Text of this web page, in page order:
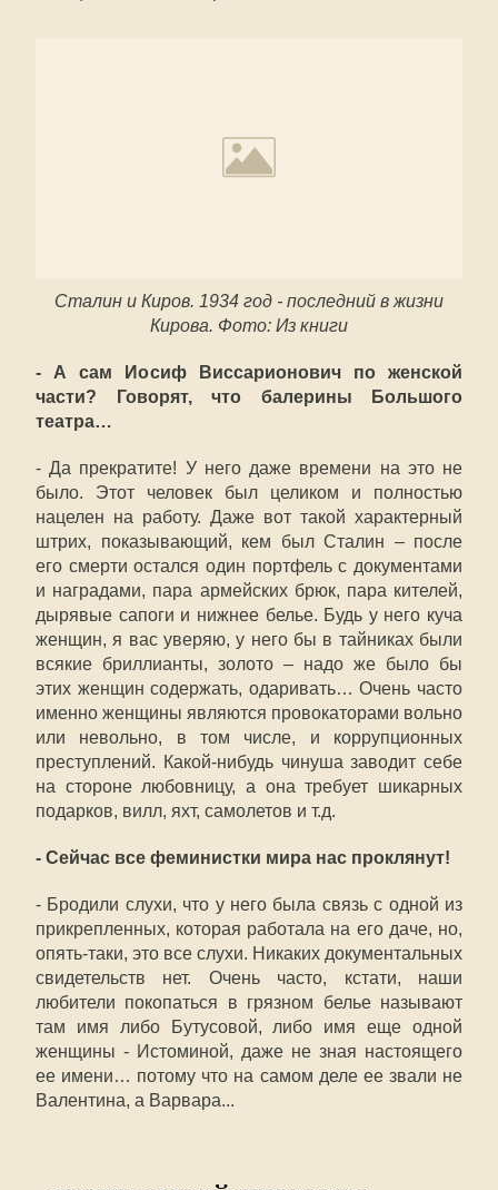
Сталин и Киров. 1934 год - последний в жизни
Кирова. Фото: Из книги
- А сам Иосиф Виссарионович по женской
части? Говорят, что балерины Большого
театра…
- Да прекратите! У него даже времени на это не
было. Этот человек был целиком и полностью
нацелен на работу. Даже вот такой характерный
штрих, показывающий, кем был Сталин – после
его смерти остался один портфель с документами
и наградами, пара армейских брюк, пара кителей,
дырявые сапоги и нижнее белье. Будь у него куча
женщин, я вас уверяю, у него бы в тайниках были
всякие бриллианты, золото – надо же было бы
этих женщин содержать, одаривать… Очень часто
именно женщины являются провокаторами вольно
или невольно, в том числе, и коррупционных
преступлений. Какой-нибудь чинуша заводит себе
на стороне любовницу, а она требует шикарных
подарков, вилл, яхт, самолетов и т.д.
- Сейчас все феминистки мира нас проклянут!
- Бродили слухи, что у него была связь с одной из
прикрепленных, которая работала на его даче, но,
опять-таки, это все слухи. Никаких документальных
свидетельств нет. Очень часто, кстати, наши
любители покопаться в грязном белье называют
там имя либо Бутусовой, либо имя еще одной
женщины - Истоминой, даже не зная настоящего
ее имени… потому что на самом деле ее звали не
Валентина, а Варвара...